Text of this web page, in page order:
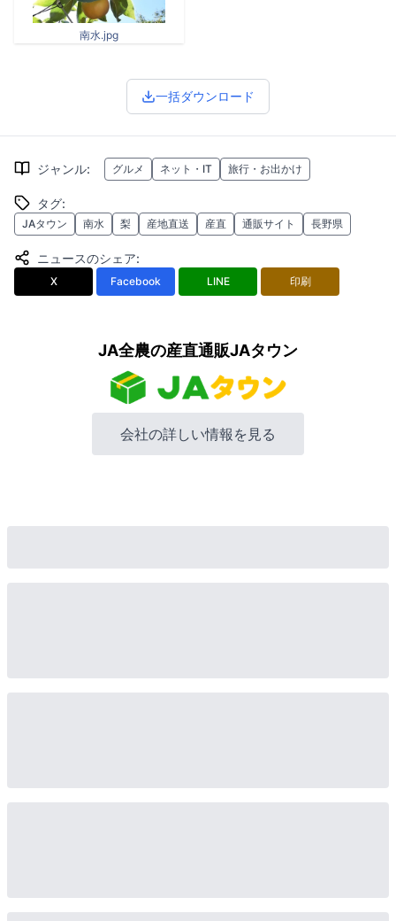
南水.jpg
一括ダウンロード
ジャンル: グルメ ネット・IT 旅行・お出かけ
タグ:
JAタウン 南水 梨 産地直送 産直 通販サイト 長野県
ニュースのシェア:
X Facebook LINE 印刷
JA全農の産直通販JAタウン
会社の詳しい情報を見る